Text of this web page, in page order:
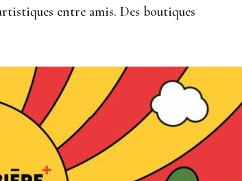
entre amis. Des boutiques